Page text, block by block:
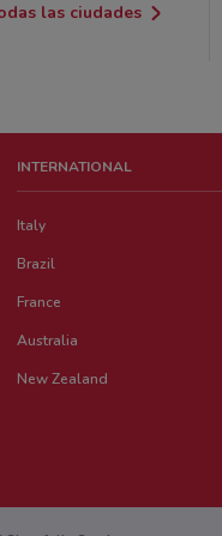
las ciudades
INTERNATIONAL
Italy
Brazil
France
Australia
New Zealand